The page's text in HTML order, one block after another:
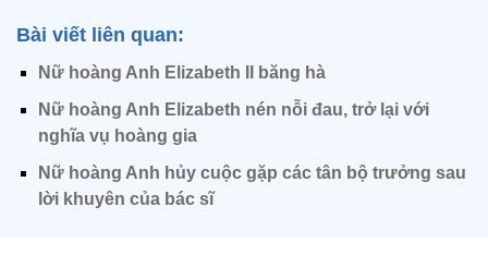
Bài viết liên quan:
Nữ hoàng Anh Elizabeth II băng hà
Nữ hoàng Anh Elizabeth nén nỗi đau, trở lại với
nghĩa vụ hoàng gia
Nữ hoàng Anh hủy cuộc gặp các tân bộ trưởng sau
lời khuyên của bác sĩ